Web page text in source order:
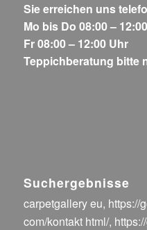
Sie erreichen uns
Mo bis Do 08:00 –
Fr 08:00 – 12:00 Uhr
Teppichberatung bitte
Suchergebnisse
carpetgallery eu, https://
com/kontakt html/,